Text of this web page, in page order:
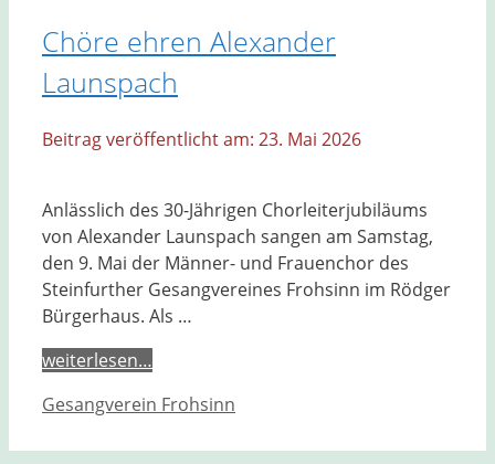
Chöre ehren Alexander
Launspach
23. Mai 2026
Anlässlich des 30-Jährigen Chorleiterjubiläums
von Alexander Launspach sangen am Samstag,
den 9. Mai der Männer- und Frauenchor des
Steinfurther Gesangvereines Frohsinn im Rödger
Bürgerhaus. Als …
weiterlesen…
Kategorien
Gesangverein Frohsinn